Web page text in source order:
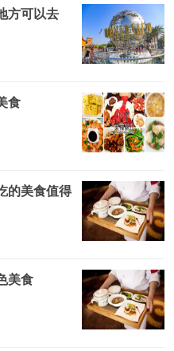
方可以去
食
的美食值得
美食